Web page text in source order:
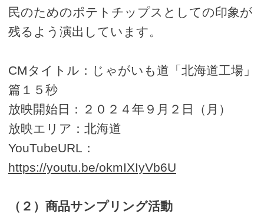
民のためのポテトチップスとしての印象が
残るよう演出しています。
CMタイトル：じゃがいも道「北海道工場」
篇１５秒
放映開始日：２０２４年９月２日（月）
放映エリア：北海道
YouTubeURL：
https://youtu.be/okmIXIyVb6U
（２）商品サンプリング活動